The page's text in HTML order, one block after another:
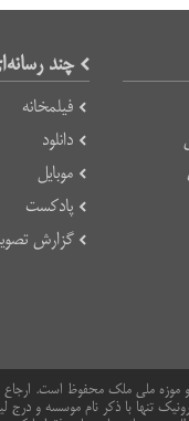
چند
فیلمخانه
دانلود
موبایل
پادکست
گزارش
موزه ملی ملک محفوظ است. ارجاع
تنها با ذکر نام موسسه و